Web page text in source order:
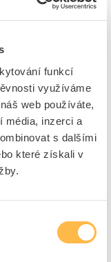
funkcí
využíváme
web používáte,
média, inzerci a
s dalšími
které získali v
do košíku
na
1 750,07 Kč/ks